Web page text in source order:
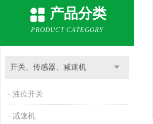
产品分类
PRODUCT CATEGORY
开关、传感器、减速机
液位开关
减速机